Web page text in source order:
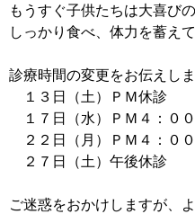
もうすぐ子供たちは大喜び
しっかり食べ、体力を蓄え
診療時間の変更をお伝えし
１３日（土）ＰＭ休診
１７日（水）ＰＭ４：０
２２日（月）ＰＭ４：０
２７日（土）午後休診
ご迷惑をおかけしますが、